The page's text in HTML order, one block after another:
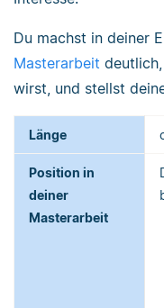
Du machst in deiner
Masterarbeit
wirst, und stellst
Länge
Position in
deiner
Masterarbeit